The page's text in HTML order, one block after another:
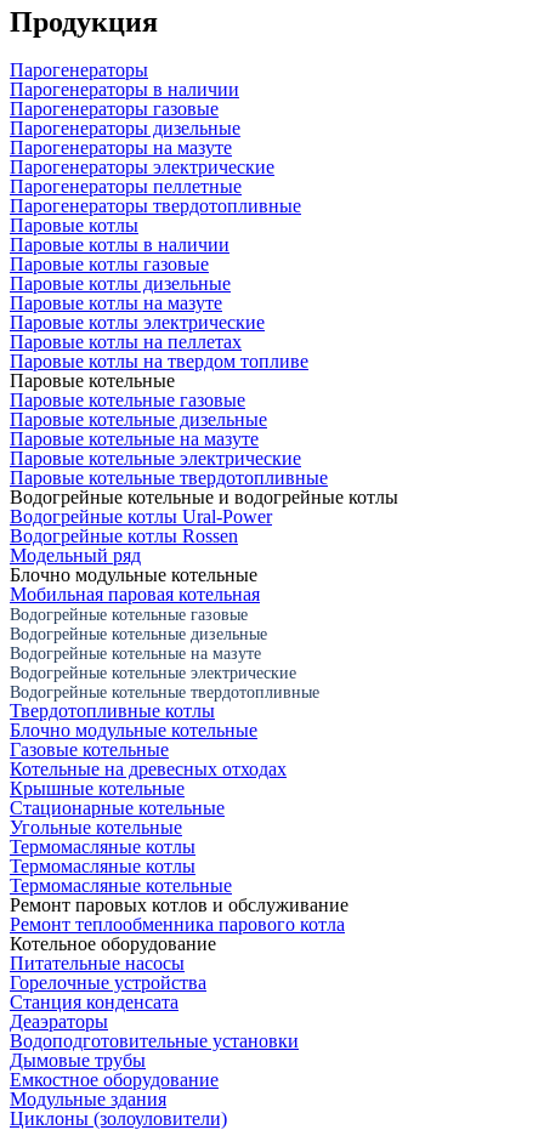
Продукция
Парогенераторы
Парогенераторы в наличии
Парогенераторы газовые
Парогенераторы дизельные
Парогенераторы на мазуте
Парогенераторы электрические
Парогенераторы пеллетные
Парогенераторы твердотопливные
Паровые котлы
Паровые котлы в наличии
Паровые котлы газовые
Паровые котлы дизельные
Паровые котлы на мазуте
Паровые котлы электрические
Паровые котлы на пеллетах
Паровые котлы на твердом топливе
Паровые котельные
Паровые котельные газовые
Паровые котельные дизельные
Паровые котельные на мазуте
Паровые котельные электрические
Паровые котельные твердотопливные
Водогрейные котельные и водогрейные котлы
Водогрейные котлы Ural-Power
Водогрейные котлы Rossen
Модельный ряд
Блочно модульные котельные
Мобильная паровая котельная
Водогрейные котельные газовые
Водогрейные котельные дизельные
Водогрейные котельные на мазуте
Водогрейные котельные электрические
Водогрейные котельные твердотопливные
Твердотопливные котлы
Блочно модульные котельные
Газовые котельные
Котельные на древесных отходах
Крышные котельные
Стационарные котельные
Угольные котельные
Термомасляные котлы
Термомасляные котлы
Термомасляные котельные
Ремонт паровых котлов и обслуживание
Ремонт теплообменника парового котла
Котельное оборудование
Питательные насосы
Горелочные устройства
Станция конденсата
Деаэраторы
Водоподготовительные установки
Дымовые трубы
Емкостное оборудование
Mодульные здания
Циклоны (золоуловители)